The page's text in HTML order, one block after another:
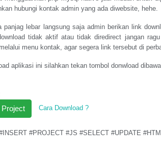
hubungi kontak admin yang ada diwebsite, hehe.
panjag lebar langsung saja admin berikan link
tidak aktif atau tidak diredirect jangan
menu kontak, agar segera link tersebut di
aplikasi ini silahkan tekan tombol donwload
Cara Download ?
#PROJECT #JS #SELECT #UPDATE